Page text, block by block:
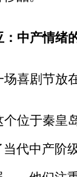
：中产情绪
喜剧节放
个位于秦皇
代中产阶